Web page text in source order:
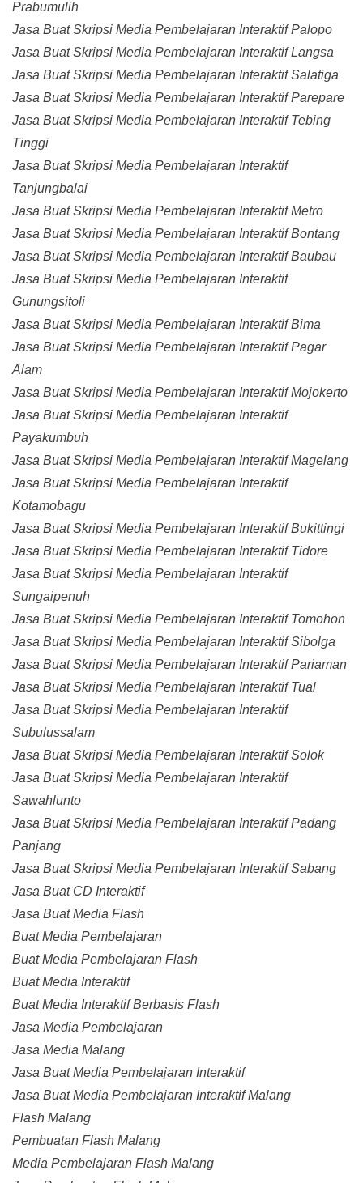
Prabumulih
Jasa Buat Skripsi Media Pembelajaran Interaktif Palopo
Jasa Buat Skripsi Media Pembelajaran Interaktif Langsa
Jasa Buat Skripsi Media Pembelajaran Interaktif Salatiga
Jasa Buat Skripsi Media Pembelajaran Interaktif Parepare
Jasa Buat Skripsi Media Pembelajaran Interaktif Tebing
Tinggi
Jasa Buat Skripsi Media Pembelajaran Interaktif
Tanjungbalai
Jasa Buat Skripsi Media Pembelajaran Interaktif Metro
Jasa Buat Skripsi Media Pembelajaran Interaktif Bontang
Jasa Buat Skripsi Media Pembelajaran Interaktif Baubau
Jasa Buat Skripsi Media Pembelajaran Interaktif
Gunungsitoli
Jasa Buat Skripsi Media Pembelajaran Interaktif Bima
Jasa Buat Skripsi Media Pembelajaran Interaktif Pagar
Alam
Jasa Buat Skripsi Media Pembelajaran Interaktif Mojokerto
Jasa Buat Skripsi Media Pembelajaran Interaktif
Payakumbuh
Jasa Buat Skripsi Media Pembelajaran Interaktif Magelang
Jasa Buat Skripsi Media Pembelajaran Interaktif
Kotamobagu
Jasa Buat Skripsi Media Pembelajaran Interaktif Bukittingi
Jasa Buat Skripsi Media Pembelajaran Interaktif Tidore
Jasa Buat Skripsi Media Pembelajaran Interaktif
Sungaipenuh
Jasa Buat Skripsi Media Pembelajaran Interaktif Tomohon
Jasa Buat Skripsi Media Pembelajaran Interaktif Sibolga
Jasa Buat Skripsi Media Pembelajaran Interaktif Pariaman
Jasa Buat Skripsi Media Pembelajaran Interaktif Tual
Jasa Buat Skripsi Media Pembelajaran Interaktif
Subulussalam
Jasa Buat Skripsi Media Pembelajaran Interaktif Solok
Jasa Buat Skripsi Media Pembelajaran Interaktif
Sawahlunto
Jasa Buat Skripsi Media Pembelajaran Interaktif Padang
Panjang
Jasa Buat Skripsi Media Pembelajaran Interaktif Sabang
Jasa Buat CD Interaktif
Jasa Buat Media Flash
Buat Media Pembelajaran
Buat Media Pembelajaran Flash
Buat Media Interaktif
Buat Media Interaktif Berbasis Flash
Jasa Media Pembelajaran
Jasa Media Malang
Jasa Buat Media Pembelajaran Interaktif
Jasa Buat Media Pembelajaran Interaktif Malang
Flash Malang
Pembuatan Flash Malang
Media Pembelajaran Flash Malang